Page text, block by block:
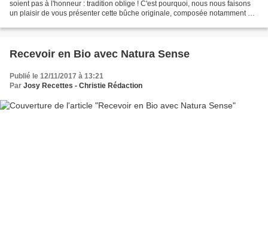
soient pas à l'honneur : tradition oblige ! C'est pourquoi, nous nous faisons
un plaisir de vous présenter cette bûche originale, composée notamment de
Recevoir en Bio avec Natura Sense
Publié le 12/11/2017 à 13:21
Par Josy Recettes - Christie Rédaction